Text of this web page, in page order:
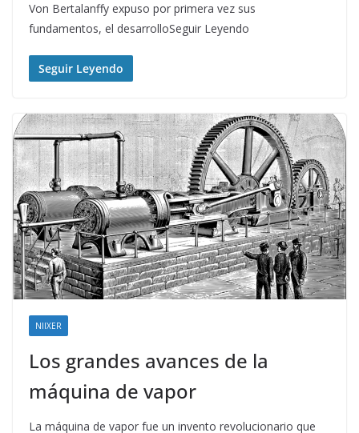
Von Bertalanffy expuso por primera vez sus
fundamentos, el desarrolloSeguir Leyendo
Seguir Leyendo
NIIXER
Los grandes avances de la
máquina de vapor
La máquina de vapor fue un invento revolucionario que